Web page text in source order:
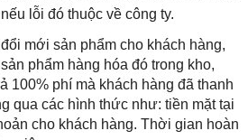
lỗi đó thuộc về công ty.
mới sản phẩm cho khách hàng,
phẩm hàng hóa đó trong kho,
100% phí mà khách hàng đã thanh
qua các hình thức như: tiền mặt tại
cho khách hàng. Thời gian hoàn